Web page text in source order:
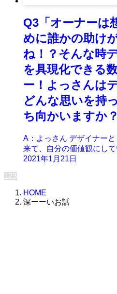
Q3「オーナーは
めに誰かの助け
ね！？そんな時
を具現化できる
ー！よっさんは
どんな思いを持
ち向かいますか？
A：よっさん デザイナー
来て、自分の価値観にして
2021年1月21日
1 23
HOME
深ーーいお話